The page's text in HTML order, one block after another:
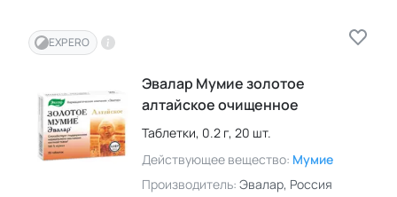
EXPERO
Эвалар Мумие золотое
алтайское очищенное
Таблетки, 0.2 г, 20 шт.
Действующее вещество: Мумие
Производитель: Эвалар, Россия